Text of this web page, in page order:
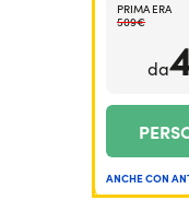
PRIMA ERA
509€
da
ANCHE CON